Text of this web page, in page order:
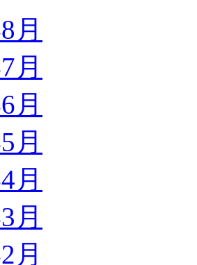
月
月
月
月
月
月
月